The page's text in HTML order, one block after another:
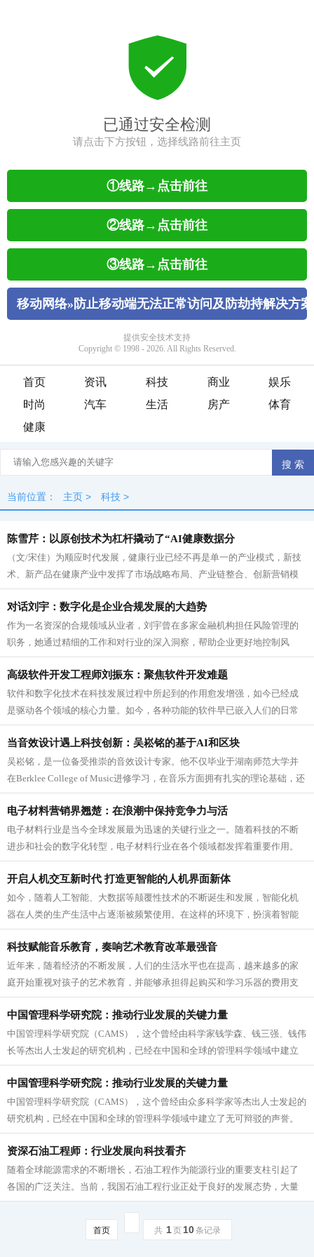
首页 资讯 科技 商业
娱乐
时尚
汽车 生活 房产
体育
健康
当前位置： 主页 > 科技 >
陈雪芹：以原创技术为杠杆撬动了“AI健康数据分
（文/宋佳）为顺应时代发展，健康行业已经不再是单一的产业模式，新技
术、新产品在健康产业中发挥了市场战略布局、产业链整合、创新营销模
式、紧抓精准客户群等重要作用，使得...
对话刘宇：数字化是企业合规发展的大趋势
作为一名资深的合规领域从业者，刘宇曾在多家金融机构担任风险管理的
职务，她通过精细的工作和对行业的深入洞察，帮助企业更好地控制风
险。凭借她对企业风险的敏锐把握以及风...
高级软件开发工程师刘振东：聚焦软件开发难题
软件和数字化技术在科技发展过程中所起到的作用愈发增强，如今已经成
是驱动各个领域的核心力量。如今，各种功能的软件早已嵌入人们的日常
生活中，同时更影响着工业、商业等各...
当音效设计遇上科技创新：吴崧铭的基于AI和区块
吴崧铭，是一位备受推崇的音效设计专家。他不仅毕业于湖南师范大学并
在Berklee College of Music进修学习，在音乐方面拥有扎实的理论基础，还
曾负责音乐监制和音效设计等工作，有着非...
电子材料营销界翘楚：在浪潮中保持竞争力与活
电子材料行业是当今全球发展最为迅速的关键行业之一。随着科技的不断
进步和社会的数字化转型，电子材料行业在各个领域都发挥着重要作用。
在这样的大环境下，一批又一批电子材...
开启人机交互新时代 打造更智能的人机界面新体
如今，随着人工智能、大数据等颠覆性技术的不断诞生和发展，智能化机
器在人类的生产生活中占逐渐被频繁使用。在这样的环境下，扮演着智能
化机器与人类之间“沟通”桥梁的人机...
科技赋能音乐教育，奏响艺术教育改革最强音
近年来，随着经济的不断发展，人们的生活水平也在提高，越来越多的家
庭开始重视对孩子的艺术教育，并能够承担得起购买和学习乐器的费用支
出，音乐教育行业正处于发展最好的时...
中国管理科学研究院：推动行业发展的关键力量
中国管理科学研究院（CAMS），这个曾经由科学家钱学森、钱三强、钱伟
长等杰出人士发起的研究机构，已经在中国和全球的管理科学领域中建立
了无可辩驳的声誉。 自1987年成立以来，...
中国管理科学研究院：推动行业发展的关键力量
中国管理科学研究院（CAMS），这个曾经由众多科学家等杰出人士发起的
研究机构，已经在中国和全球的管理科学领域中建立了无可辩驳的声誉。
自1987年成立以来，CAMS始终实事求是，瞄...
资深石油工程师：行业发展向科技看齐
随着全球能源需求的不断增长，石油工程作为能源行业的重要支柱引起了
各国的广泛关注。当前，我国石油工程行业正处于良好的发展态势，大量
达到国际先进水平的科研成果和石油工...
首页 共 1页 10条记录